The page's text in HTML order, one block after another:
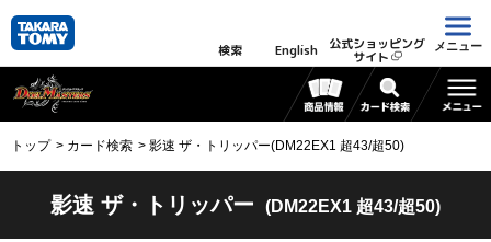
検索 English 公式ショッピング
サイト
メニュー
トップ カード検索 影速 ザ・トリッパー(DM22EX1 超43/超50)
影速 ザ・トリッパー (DM22EX1 超43/超50)